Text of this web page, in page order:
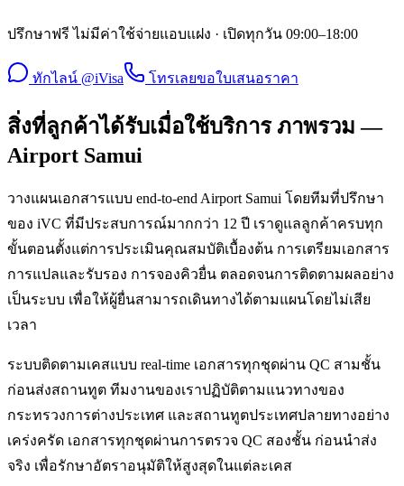
ปรึกษาฟรี ไม่มีค่าใช้จ่ายแอบแฝง · เปิดทุกวัน 09:00–18:00
ทักไลน์ @iVisa โทรเลยขอใบเสนอราคา
สิ่งที่ลูกค้าได้รับเมื่อใช้บริการ ภาพรวม —
Airport Samui
วางแผนเอกสารแบบ end-to-end Airport Samui โดยทีมที่ปรึกษา
ของ iVC ที่มีประสบการณ์มากกว่า 12 ปี เราดูแลลูกค้าครบทุก
ขั้นตอนตั้งแต่การประเมินคุณสมบัติเบื้องต้น การเตรียมเอกสาร
การแปลและรับรอง การจองคิวยื่น ตลอดจนการติดตามผลอย่าง
เป็นระบบ เพื่อให้ผู้ยื่นสามารถเดินทางได้ตามแผนโดยไม่เสีย
เวลา
ระบบติดตามเคสแบบ real-time เอกสารทุกชุดผ่าน QC สามชั้น
ก่อนส่งสถานทูต ทีมงานของเราปฏิบัติตามแนวทางของ
กระทรวงการต่างประเทศ และสถานทูตประเทศปลายทางอย่าง
เคร่งครัด เอกสารทุกชุดผ่านการตรวจ QC สองชั้น ก่อนนำส่ง
จริง เพื่อรักษาอัตราอนุมัติให้สูงสุดในแต่ละเคส